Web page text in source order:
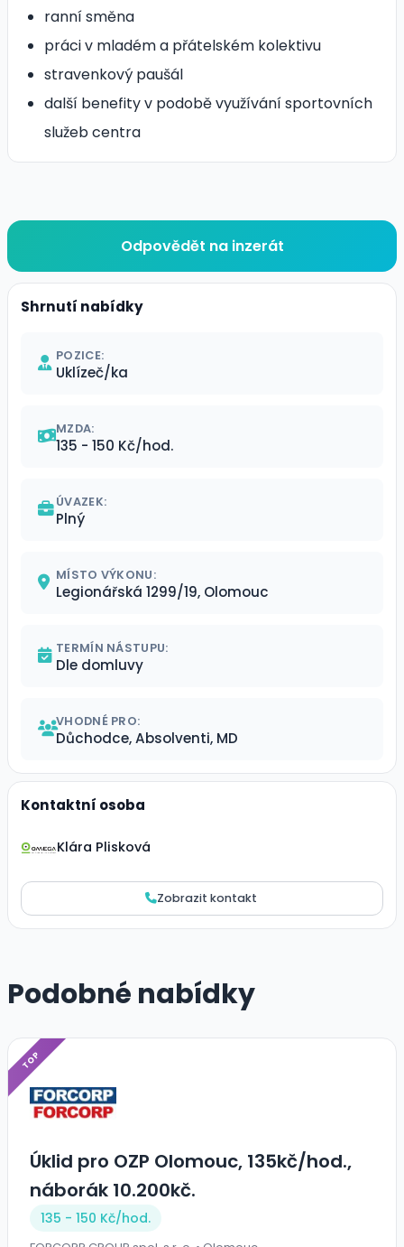
ranní směna
práci v mladém a přátelském kolektivu
stravenkový paušál
další benefity v podobě využívání sportovních
služeb centra
Odpovědět na inzerát
Shrnutí nabídky
POZICE:
Uklízeč/ka
MZDA:
135 - 150 Kč/hod.
ÚVAZEK:
Plný
MÍSTO VÝKONU:
Legionářská 1299/19, Olomouc
TERMÍN NÁSTUPU:
Dle domluvy
VHODNÉ PRO:
Důchodce, Absolventi, MD
Kontaktní osoba
Klára Plisková
Zobrazit kontakt
Podobné nabídky
TOP
Úklid pro OZP Olomouc, 135kč/hod.,
náborák 10.200kč.
135 - 150 Kč/hod.